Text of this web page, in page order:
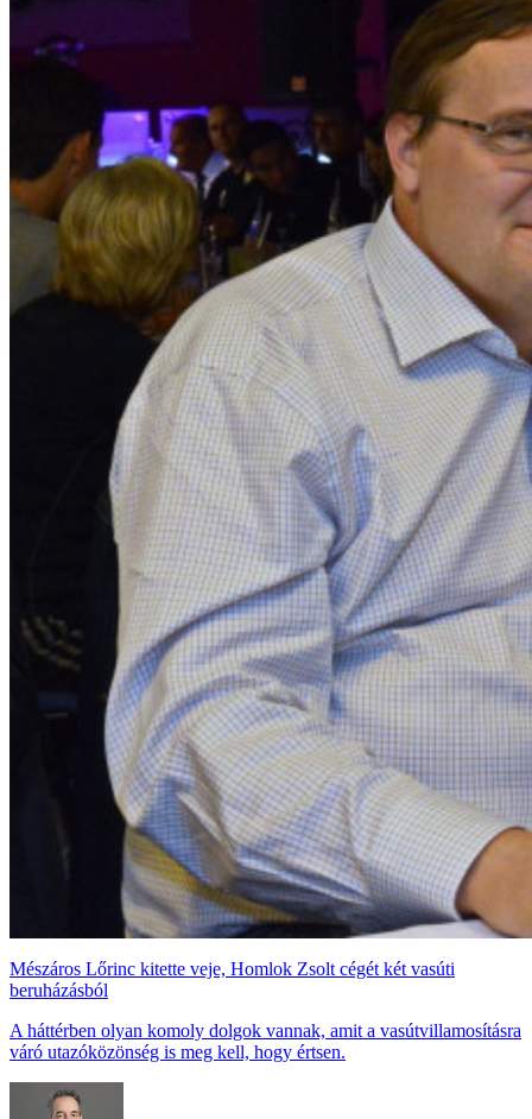
Mészáros Lőrinc kitette veje, Homlok Zsolt cégét két vasúti
beruházásból
A háttérben olyan komoly dolgok vannak, amit a vasútvillamosításra
váró utazóközönség is meg kell, hogy értsen.